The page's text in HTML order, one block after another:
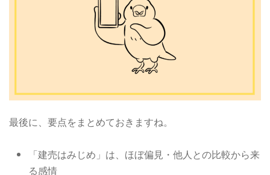
最後に、要点をまとめておきますね。
「建売はみじめ」は、ほぼ偏見・他人との比較から来
る感情